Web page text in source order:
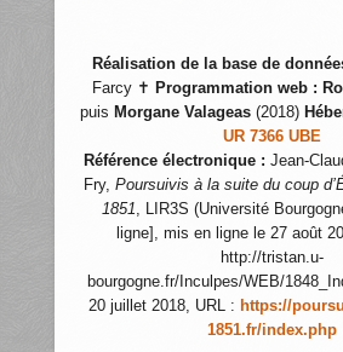
Réalisation de la base de
Farcy ✝ Programmation web :
puis Morgane Valageas (2018)
UR 7366 UBE
Référence électronique : Jean-
Fry, Poursuivis à la suite du coup
1851, LIR3S (Université
ligne], mis en ligne le 27 août
http://tristan.u-
bourgogne.fr/Inculpes/WEB/
20 juillet 2018, URL : https://
1851.fr/index.php